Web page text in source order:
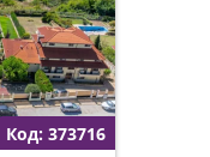
Код: 373716